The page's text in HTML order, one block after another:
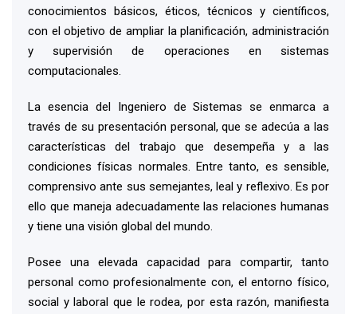
conocimientos básicos, éticos, técnicos y científicos,
con el objetivo de ampliar la planificación, administración
y supervisión de operaciones en sistemas
computacionales.
La esencia del Ingeniero de Sistemas se enmarca a
través de su presentación personal, que se adecúa a las
características del trabajo que desempeña y a las
condiciones físicas normales. Entre tanto, es sensible,
comprensivo ante sus semejantes, leal y reflexivo. Es por
ello que maneja adecuadamente las relaciones humanas
y tiene una visión global del mundo.
Posee una elevada capacidad para compartir, tanto
personal como profesionalmente con, el entorno físico,
social y laboral que le rodea, por esta razón, manifiesta